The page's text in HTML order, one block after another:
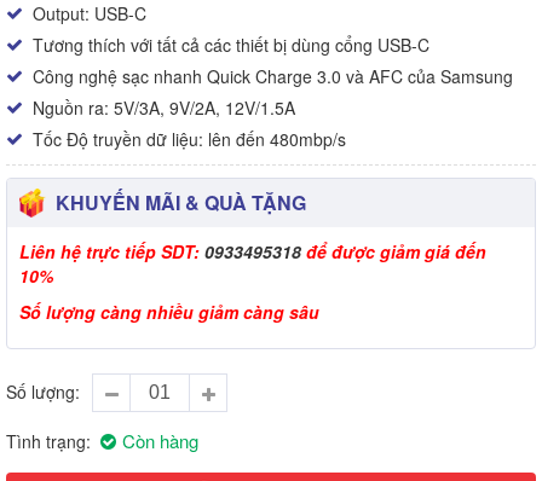
Output: USB-C
Tương thích với tất cả các thiết bị dùng cổng USB-C
Công nghệ sạc nhanh Quick Charge 3.0 và AFC của Samsung
Nguồn ra: 5V/3A, 9V/2A, 12V/1.5A
Tốc Độ truyền dữ liệu: lên đến 480mbp/s
KHUYẾN MÃI & QUÀ TẶNG
Liên hệ trực tiếp SDT: 0933495318 để được giảm giá đến
10%
Số lượng càng nhiều giảm càng sâu
Số lượng
Tình trạng Còn hàng